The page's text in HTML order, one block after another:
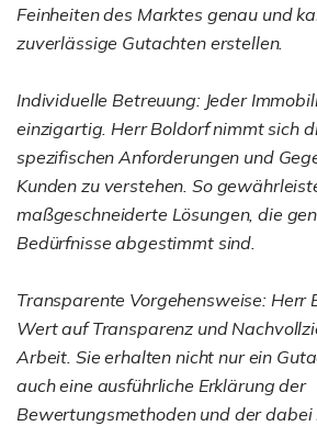
Feinheiten des Marktes genau und
zuverlässige Gutachten erstellen.
Individuelle Betreuung: Jeder
einzigartig. Herr Boldorf nimmt sich
spezifischen Anforderungen und
Kunden zu verstehen. So
maßgeschneiderte Lösungen, die
Bedürfnisse abgestimmt sind.
Transparente Vorgehensweise: Herr
Wert auf Transparenz und
Arbeit. Sie erhalten nicht nur ein
auch eine ausführliche Erklärung der
Bewertungsmethoden und der